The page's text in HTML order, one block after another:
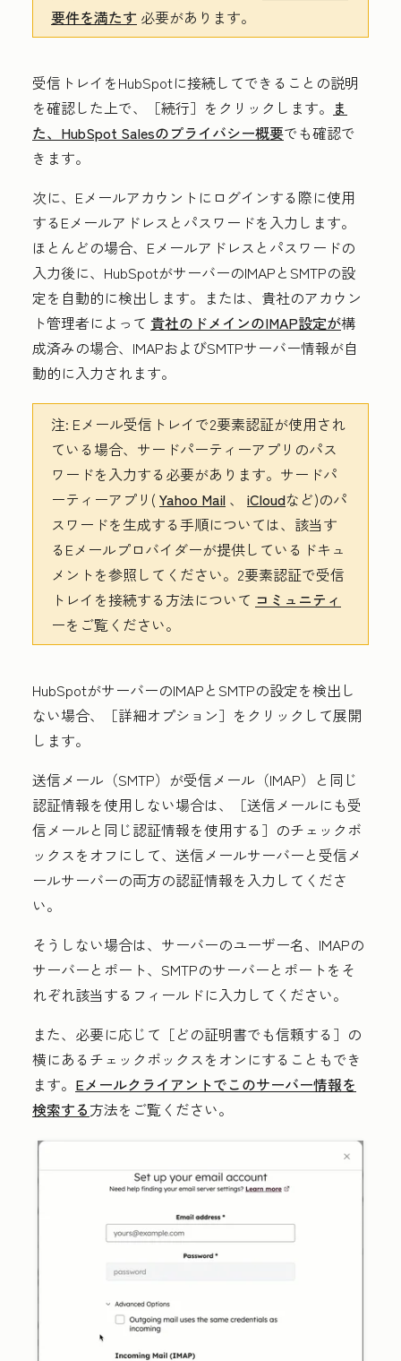
要件を満たす 必要があります。
受信トレイをHubSpotに接続してできることの説明
を確認した上で、
［続行］ をクリックします。 ま
た、HubSpot Salesのプライバシー概要でも確認で
きます。
次に、Eメールアカウントにログインする際に使用
するEメールアドレス と パスワードを入力します。
ほとんどの場合、Eメールアドレスとパスワードの
入力後に、HubSpotがサーバーのIMAPとSMTPの設
定を自動的に検出します。または、貴社のアカウン
ト管理者によって 貴社のドメインのIMAP設定が構
成済みの場合、IMAPおよびSMTPサーバー情報が自
動的に入力されます。
注: Eメール受信トレイで2要素認証が使用され
ている場合、サードパーティーアプリのパス
ワードを入力する必要があります。サードパ
ーティーアプリ( Yahoo Mail 、 iCloudなど)のパ
スワードを生成する手順については、該当す
るEメールプロバイダーが提供しているドキュ
メントを参照してください。2要素認証で受信
トレイを接続する方法について コミュニティ
ーをご覧ください。
HubSpotがサーバーのIMAPとSMTPの設定を検出し
ない場合、［詳細オプション］ をクリックして展開
します。
送信メール（SMTP）が受信メール（IMAP）と同じ
認証情報を使用しない場合は、［送信メールにも受
信メールと同じ認証情報を使用する］ のチェックボ
ックスをオフにして、送信メールサーバーと受信メ
ールサーバーの両方の認証情報を入力してくださ
い。
そうしない場合は、サーバーのユーザー名、IMAPの
サーバーと ポート、SMTPのサーバーと ポートをそ
れぞれ該当するフィールドに入力してください。
また、必要に応じて ［どの証明書でも信頼する］の
横にあるチェックボックスをオンにすることもでき
ます。 Eメールクライアントでこのサーバー情報を
検索する方法をご覧ください。